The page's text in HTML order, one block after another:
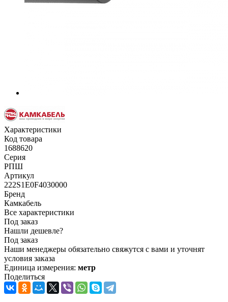
Характеристики
Код товара
1688620
Серия
РПШ
Артикул
222S1E0F4030000
Бренд
Камкабель
Все характеристики
Под заказ
Нашли дешевле?
Под заказ
Наши менеджеры обязательно свяжутся с вами и уточнят
условия заказа
Единица измерения: метр
Поделиться